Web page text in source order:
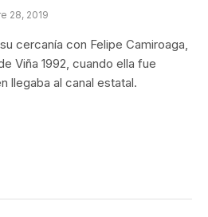
28, 2019
cercanía con Felipe Camiroaga,
Viña 1992, cuando ella fue
llegaba al canal estatal.